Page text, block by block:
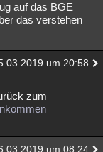
auf das BGE
das verstehen
um 20:58
zum
um 08:24